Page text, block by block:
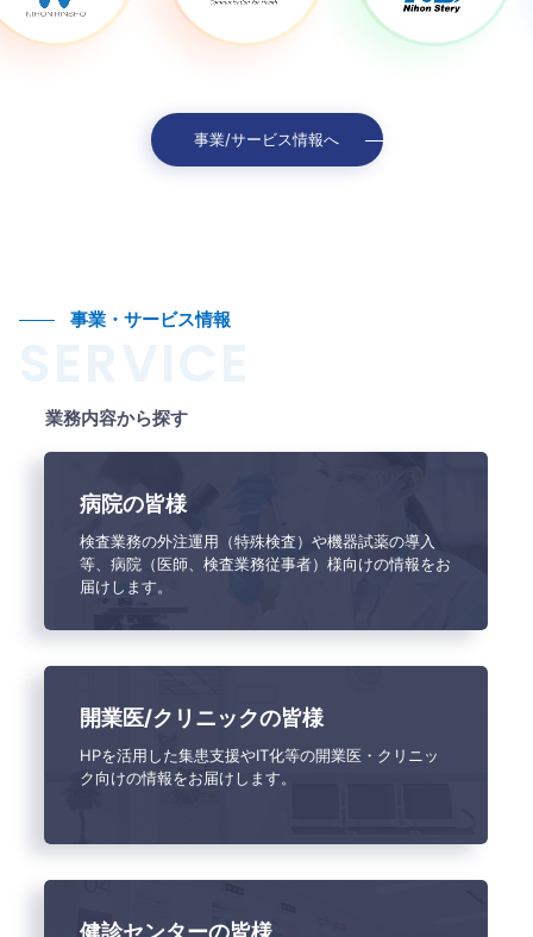
事業/サービス情報へ
事業・サービス情報
業務内容から探す
病院の皆様
検査業務の外注運用（特殊検査）や機器試薬の導入
等、病院（医師、検査業務従事者）様向けの情報をお
届けします。
開業医/クリニックの皆様
HPを活用した集患支援やIT化等の開業医・クリニッ
ク向けの情報をお届けします。
健診センターの皆様